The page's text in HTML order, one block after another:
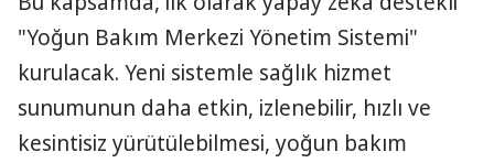
"Yoğun Bakım Merkezi Yönetim Sistemi"
kurulacak. Yeni sistemle sağlık hizmet
sunumunun daha etkin, izlenebilir, hızlı ve
kesintisiz yürütülebilmesi, yoğun bakım